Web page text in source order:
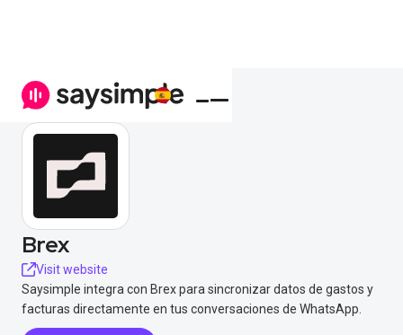
Brex
Visit website
Saysimple integra con Brex para sincronizar datos de gastos y
facturas directamente en tus conversaciones de WhatsApp.